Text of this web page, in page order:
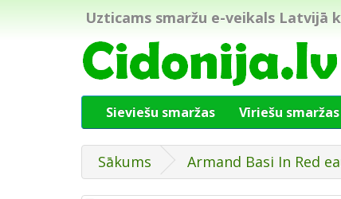
Uzticams smaržu e-veikals Latvijā
Sieviešu smaržas Vīriešu smaržas
Sākums Armand Basi In Red